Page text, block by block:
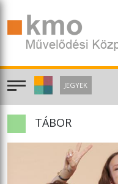
JEGYEK
TÁBOR